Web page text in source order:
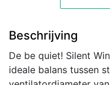
Beschrijving
De be quiet! Silent
ideale balans tussen